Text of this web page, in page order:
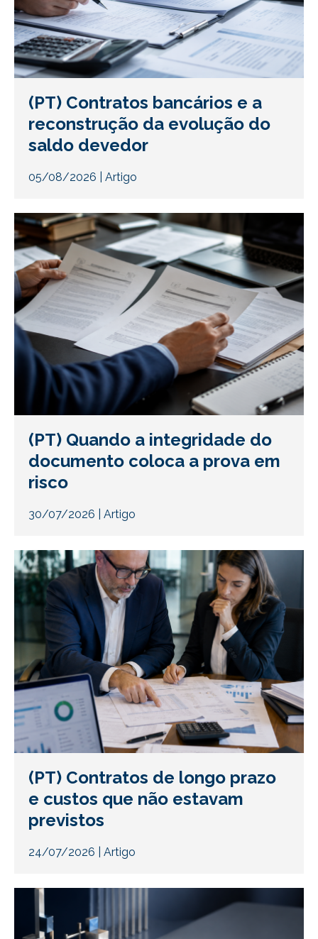
(PT) Contratos bancários e a
reconstrução da evolução do
saldo devedor
05/08/2026 Artigo
(PT) Quando a integridade do
documento coloca a prova em
risco
30/07/2026 Artigo
(PT) Contratos de longo prazo
e custos que não estavam
previstos
24/07/2026 Artigo